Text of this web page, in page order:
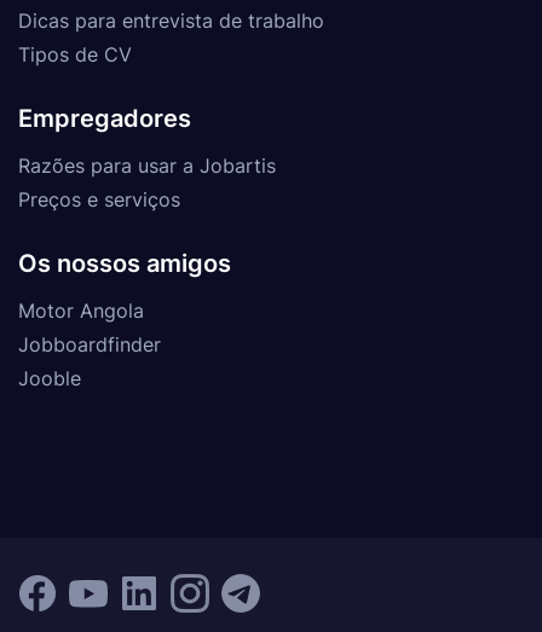
Dicas para entrevista de trabalho
Tipos de CV
Empregadores
Razões para usar a Jobartis
Preços e serviços
Os nossos amigos
Motor Angola
Jobboardfinder
Jooble